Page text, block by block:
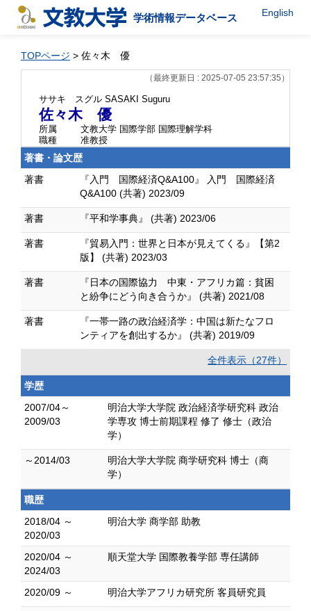
学術情報データベース English
TOPページ > 佐々木 優
（最終更新日 : 2025-07-05 23:57:35）
ササキ スグル SASAKI Suguru
佐々木 優
所属
文教大学 国際学部 国際理解学科
職種
准教授
著書・論文歴
著書
『入門 国際経済Q&A100』 入門 国際経済
Q&A100 (共著) 2023/09
著書 『平和学事典』 (共著) 2023/06
著書
『貿易入門：世界と日本が見えてくる』【第2
版】 (共著) 2023/03
著書
『日本の国際協力 中東・アフリカ篇：貧困
と紛争にどう向き合うか』 (共著) 2021/08
著書
『一帯一路の政治経済学：中国は新たなフロ
ンティアを創出するか』 (共著) 2019/09
全件表示（27件）
学歴
2007/04～
2009/03
明治大学大学院 政治経済学研究科 政治
学専攻 博士前期課程 修了 修士（政治
学）
～2014/03
明治大学大学院 商学研究科 博士（商
学）
職歴
2018/04 ～
2020/03
明治大学 商学部 助教
2020/04 ～
2024/03
順天堂大学 国際教養学部 専任講師
2020/09 ～ 明治大学アフリカ研究所 客員研究員